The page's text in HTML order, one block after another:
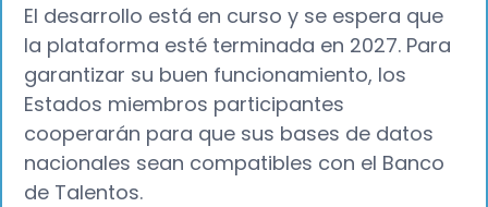
El desarrollo está en curso y se espera que
la plataforma esté terminada en 2027. Para
garantizar su buen funcionamiento, los
Estados miembros participantes
cooperarán para que sus bases de datos
nacionales sean compatibles con el Banco
de Talentos.